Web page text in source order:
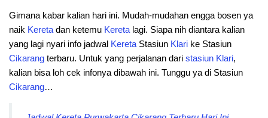
Gimana kabar kalian hari ini. Mudah-mudahan engga bosen ya
naik Kereta dan ketemu Kereta lagi. Siapa nih diantara kalian
yang lagi nyari info jadwal Kereta Stasiun Klari ke Stasiun
Cikarang terbaru. Untuk yang perjalanan dari stasiun Klari,
kalian bisa loh cek infonya dibawah ini. Tunggu ya di Stasiun
Cikarang…